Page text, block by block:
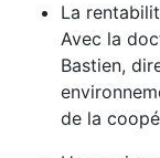
La
Avec la
Bastien,
de la